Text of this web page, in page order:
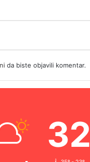
da biste objavili komentar.
32